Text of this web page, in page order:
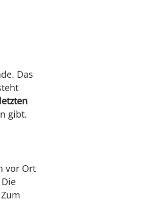
Das
gibt.
vor Ort
Die